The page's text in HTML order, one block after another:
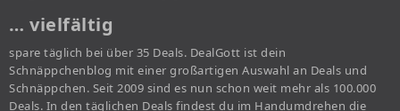
… vielfältig
spare täglich bei über 35 Deals. DealGott ist dein
Schnäppchenblog mit einer großartigen Auswahl an Deals und
Schnäppchen. Seit 2009 sind es nun schon weit mehr als 100.000
Deals. In den täglichen Deals findest du im Handumdrehen die